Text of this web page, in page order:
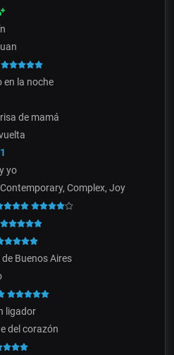
en la noche
de mamá
1
yo
Complex, Joy
de Buenos Aires
ligador
del corazón